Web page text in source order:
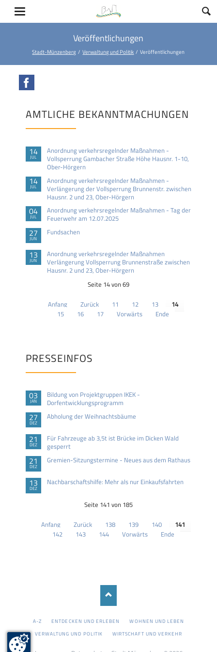
Veröffentlichungen
Stadt-Münzenberg Verwaltung und Politik Veröffentlichungen
AMTLICHE BEKANNTMACHUNGEN
14
JUL
Anordnung verkehrsregelnder Maßnahmen -
Vollsperrung Gambacher Straße Höhe Hausnr. 1-10,
Ober-Hörgern
14
JUL
Anordnung verkehrsregelnder Maßnahmen -
Verlängerung der Vollsperrung Brunnenstr. zwischen
Hausnr. 2 und 23, Ober-Hörgern
04
JUL
Anordnung verkehrsregelnder Maßnahmen - Tag der
Feuerwehr am 12.07.2025
27
JUN
Fundsachen
13
JUN
Anordnung verkehrsregelnder Maßnahmen
Verlängerung Vollsperrung Brunnenstraße zwischen
Hausnr. 2 und 23, Ober-Hörgern
Seite 14 von 69
Anfang Zurück 11 12 13
14
15
16 17 Vorwärts Ende
PRESSEINFOS
03
JAN
Bildung von Projektgruppen IKEK -
Dorfentwicklungsprogramm
27
DEZ
Abholung der Weihnachtsbäume
21
DEZ
Für Fahrzeuge ab 3,5t ist Brücke im Dicken Wald
gesperrt
21
DEZ
Gremien-Sitzungstermine - Neues aus dem Rathaus
13
DEZ
Nachbarschaftshilfe: Mehr als nur Einkaufsfahrten
Seite 141 von 185
Anfang Zurück 138 139 140
141
142
143 144 Vorwärts Ende
NAVIGATION
ÜBERSPRINGEN
A-Z ENTDECKEN UND ERLEBEN
WOHNEN UND LEBEN
VERWALTUNG UND POLITIK
WIRTSCHAFT UND VERKEHR